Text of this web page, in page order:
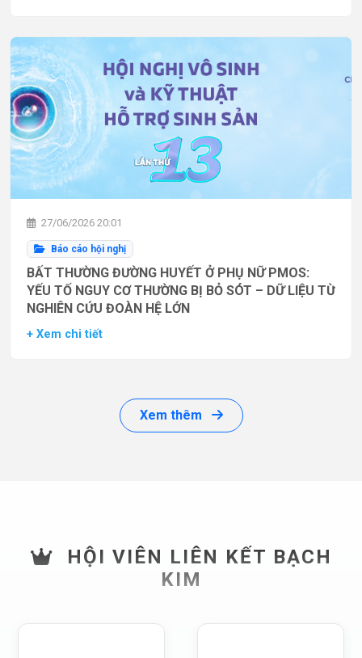
27/06/2026 20:01
Báo cáo hội nghị
BẤT THƯỜNG ĐƯỜNG HUYẾT Ở PHỤ NỮ PMOS:
YẾU TỐ NGUY CƠ THƯỜNG BỊ BỎ SÓT – DỮ LIỆU TỪ
NGHIÊN CỨU ĐOÀN HỆ LỚN
+ Xem chi tiết
Xem thêm
HỘI VIÊN LIÊN KẾT BẠCH
KIM